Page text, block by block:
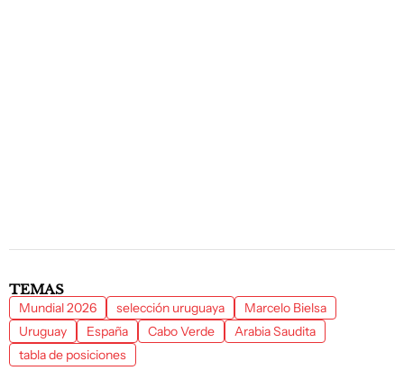
TEMAS
Mundial 2026 selección uruguaya
Marcelo Bielsa
Uruguay
España Cabo Verde
Arabia Saudita
tabla de posiciones